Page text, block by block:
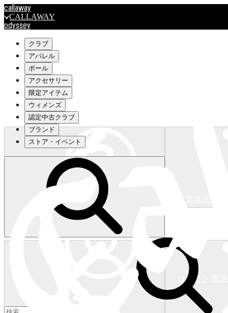
callaway
CALLAWAY
odyssey
travismathew
outlet
OUTLET
キャロウェイアパレルはこちら>>>
キャロウェイアパレルはこちら>>>
ログイン/新
クラブ
アパレル
ボール
アクセサリー
限定アイテム
ウィメンズ
認定中古クラブ
ブランド
ストア・イベント